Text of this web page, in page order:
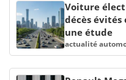
Voiture
décès évités
une étude
actualité